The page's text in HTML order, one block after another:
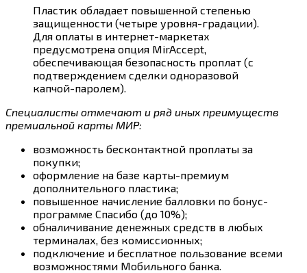
Пластик обладает повышенной степенью
защищенности (четыре уровня-градации).
Для оплаты в интернет-маркетах
предусмотрена опция MirAccept,
обеспечивающая безопасность проплат (с
подтверждением сделки одноразовой
капчой-паролем).
Специалисты отмечают и ряд иных преимуществ
премиальной карты МИР:
возможность бесконтактной проплаты за
покупки;
оформление на базе карты-премиум
дополнительного пластика;
повышенное начисление балловки по бонус-
программе Спасибо (до 10%);
обналичивание денежных средств в любых
терминалах, без комиссионных;
подключение и бесплатное пользование всеми
возможностями Мобильного банка.